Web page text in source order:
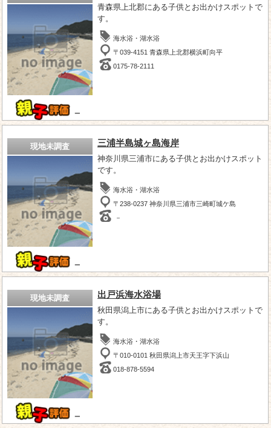
－
青森県上北郡にある子供とお出かけスポットで
す。
海水浴・湖水浴
〒039-4151 青森県上北郡横浜町向平
0175-78-2111
現地未調査
－
三浦半島城ヶ島海岸
神奈川県三浦市にある子供とお出かけスポット
です。
海水浴・湖水浴
〒238-0237 神奈川県三浦市三崎町城ケ島
－
現地未調査
－
出戸浜海水浴場
秋田県潟上市にある子供とお出かけスポットで
す。
海水浴・湖水浴
〒010-0101 秋田県潟上市天王字下浜山
018-878-5594